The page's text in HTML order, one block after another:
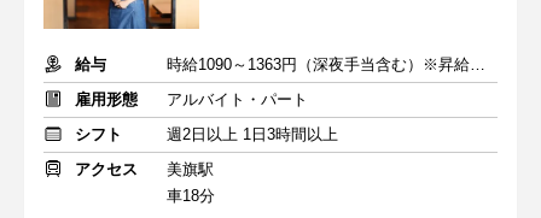
給与
時給1090～1363円（深夜手当含む）※昇給は随時あり
雇用形態
アルバイト・パート
シフト
週2日以上 1日3時間以上
アクセス
美旗駅
車18分